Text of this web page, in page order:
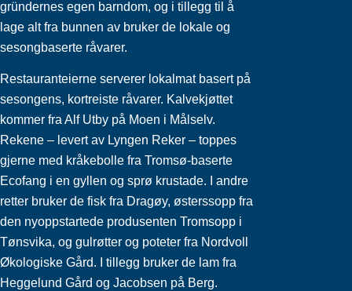
gründernes egen barndom, og i tillegg til å
lage alt fra bunnen av bruker de lokale og
sesongbaserte råvarer.
Restauranteierne serverer lokalmat basert på
sesongens, kortreiste råvarer. Kalvekjøttet
kommer fra Alf Utby på Moen i Målselv.
Rekene – levert av Lyngen Reker – toppes
gjerne med kråkebolle fra Tromsø-baserte
Ecofang i en gyllen og sprø krustade. I andre
retter bruker de fisk fra Dragøy, østerssopp fra
den nyoppstartede produsenten Tromsopp i
Tønsvika, og gulrøtter og poteter fra Nordvoll
Økologiske Gård. I tillegg bruker de lam fra
Heggelund Gård og Jacobsen på Berg.